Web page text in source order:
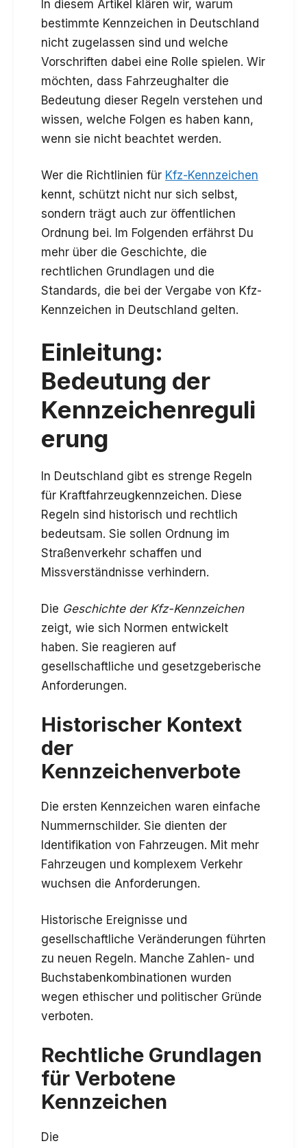
In diesem Artikel klären wir, warum
bestimmte Kennzeichen in Deutschland
nicht zugelassen sind und welche
Vorschriften dabei eine Rolle spielen. Wir
möchten, dass Fahrzeughalter die
Bedeutung dieser Regeln verstehen und
wissen, welche Folgen es haben kann,
wenn sie nicht beachtet werden.
Wer die Richtlinien für Kfz-Kennzeichen
kennt, schützt nicht nur sich selbst,
sondern trägt auch zur öffentlichen
Ordnung bei. Im Folgenden erfährst Du
mehr über die Geschichte, die
rechtlichen Grundlagen und die
Standards, die bei der Vergabe von Kfz-
Kennzeichen in Deutschland gelten.
Einleitung:
Bedeutung der
Kennzeichenreguli
erung
In Deutschland gibt es strenge Regeln
für Kraftfahrzeugkennzeichen. Diese
Regeln sind historisch und rechtlich
bedeutsam. Sie sollen Ordnung im
Straßenverkehr schaffen und
Missverständnisse verhindern.
Die Geschichte der Kfz-Kennzeichen
zeigt, wie sich Normen entwickelt
haben. Sie reagieren auf
gesellschaftliche und gesetzgeberische
Anforderungen.
Historischer Kontext
der
Kennzeichenverbote
Die ersten Kennzeichen waren einfache
Nummernschilder. Sie dienten der
Identifikation von Fahrzeugen. Mit mehr
Fahrzeugen und komplexem Verkehr
wuchsen die Anforderungen.
Historische Ereignisse und
gesellschaftliche Veränderungen führten
zu neuen Regeln. Manche Zahlen- und
Buchstabenkombinationen wurden
wegen ethischer und politischer Gründe
verboten.
Rechtliche Grundlagen
für Verbotene
Kennzeichen
Die